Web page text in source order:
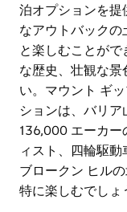
泊オプションを提
なアウトバックの
と楽しむことが
な歴史、壮観な景
い。マウント ギ
ションは、バリア
136,000 エーカー
ィスト、四輪駆動
ブロークン ヒル
特に楽しむでしょ